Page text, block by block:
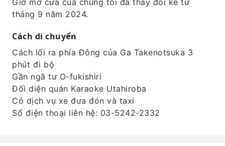
Giờ mở cửa của chúng tôi đã thay đổi kể từ
tháng 9 năm 2024.
Cách di chuyển
Cách lối ra phía Đông của Ga Takenotsuka 3
phút đi bộ
Gần ngã tư O-fukishiri
Đối diện quán Karaoke Utahiroba
Có dịch vụ xe đưa đón và taxi
Số điện thoại liên hệ: 03-5242-2332